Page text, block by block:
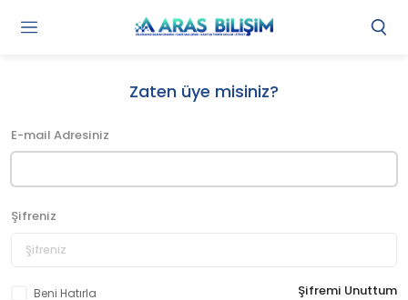
Zaten üye misiniz?
E-mail Adresiniz
Şifreniz
Beni Hatırla Şifremi Unuttum